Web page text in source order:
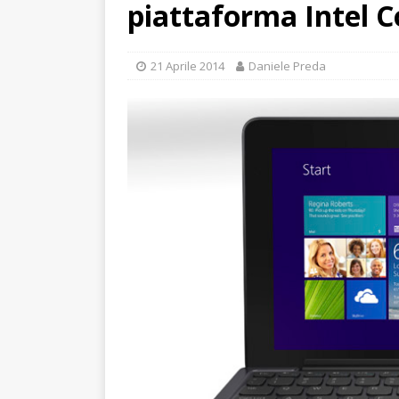
piattaforma Intel
21 Aprile 2014 Daniele Preda